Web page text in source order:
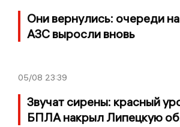
Они вернулись: очереди
АЗС выросли вновь
05/08 23:39
Звучат сирены: красный
БПЛА накрыл Липецкую